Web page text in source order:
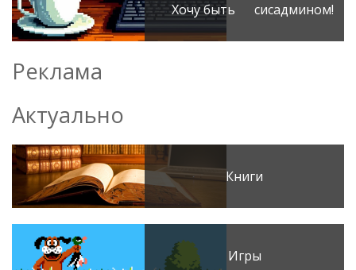
Хочу быть сисадмином!
Реклама
Актуально
Книги
Игры